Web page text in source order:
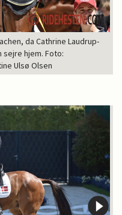
da Cathrine Laudrup-
hjem. Foto:
Ulsø Olsen